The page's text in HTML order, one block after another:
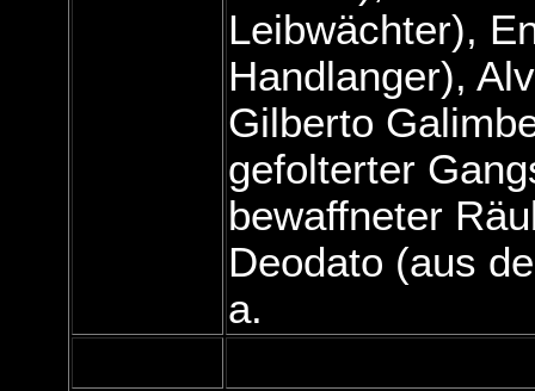
Leibwächter),
Handlanger),
Gilberto
gefolterter
bewaffneter
Deodato (aus
a.